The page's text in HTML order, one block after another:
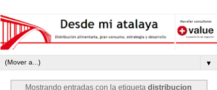
▼
Mostrando entradas con la etiqueta distribucion